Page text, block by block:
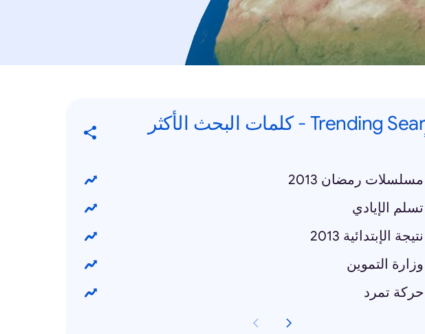
Trending Searches - كلمات البحث الأكثر
مسلسلات رمضان 2013
تسلم الإيادي
نتيجة الإبتدائية 2013
وزارة التموين
حركة تمرد